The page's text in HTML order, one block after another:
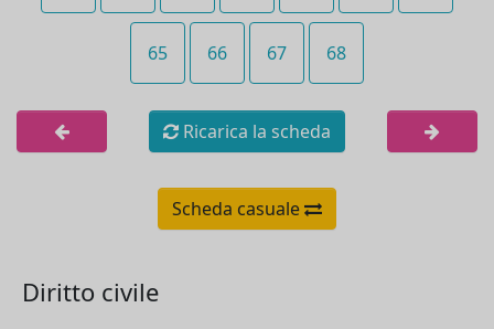
65 66 67 68
Ricarica la scheda
Scheda casuale
Diritto civile